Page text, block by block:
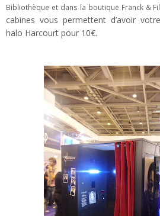
Bibliothèque et dans la boutique Franck &
cabines vous permettent d’avoir
halo Harcourt pour 10€.